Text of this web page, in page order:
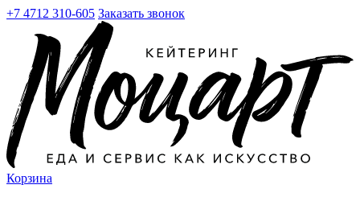
+7 4712 310-605 Заказать звонок
Корзина